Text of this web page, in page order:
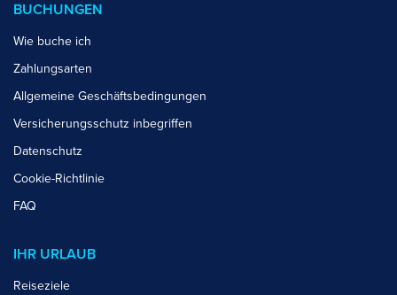
BUCHUNGEN
Wie buche ich
Zahlungsarten
Allgemeine Geschäftsbedingungen
Versicherungsschutz inbegriffen
Datenschutz
Cookie-Richtlinie
FAQ
IHR URLAUB
Reiseziele